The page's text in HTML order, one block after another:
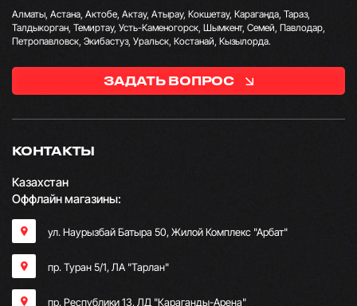
КОНТАКТЫ
Казахстан
Оффлайн магазины:
ул. Наурызбай Батыра 50, Жилой Комплекс "Арбат"
пр. Туран 5/1, ЛА "Тарлан"
пр. Республики 13, ​ЛД "Караганды-Арена"
Алматы, Астана, Актобе, Актау, Атырау, Кокшетау, Караганда, Тараз,
Талдыкорган, Темиртау, Усть-Каменогорск, Шымкент, Семей, Павлодар,
Петропавловск, Экибастуз, Уральск, Костанай, Кызылорда.
ЗАДАТЬ ВОПРОС